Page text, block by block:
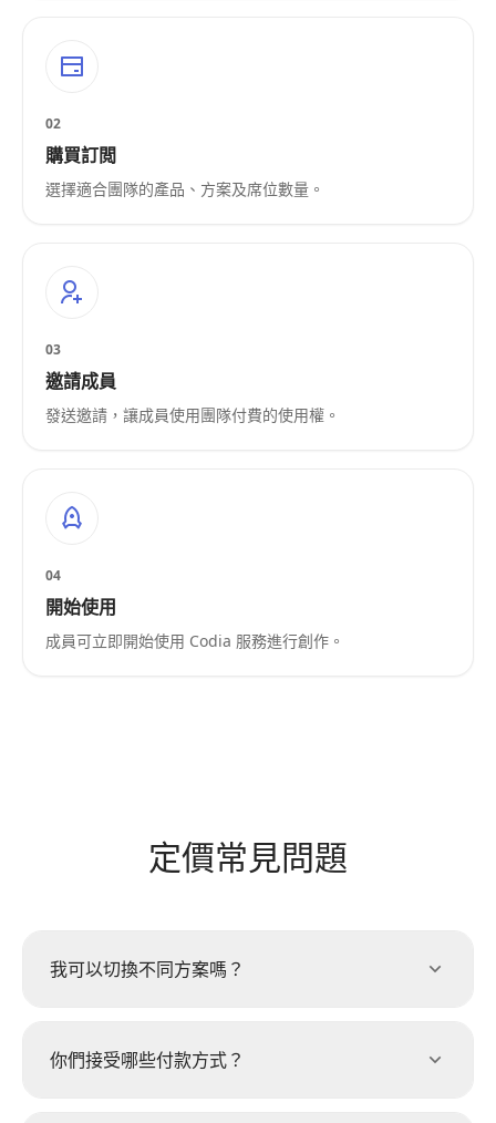
02
購買訂閲
選擇適合團隊的產品、方案及席位數量。
03
邀請成員
發送邀請，讓成員使用團隊付費的使用權。
04
開始使用
成員可立即開始使用 Codia 服務進行創作。
定價常見問題
我可以切換不同方案嗎？
你們接受哪些付款方式？